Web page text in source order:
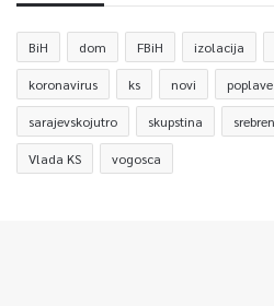
BiH dom FBiH izolacija
koronavirus ks novi poplave
sarajevskojutro skupstina
Vlada KS vogosca